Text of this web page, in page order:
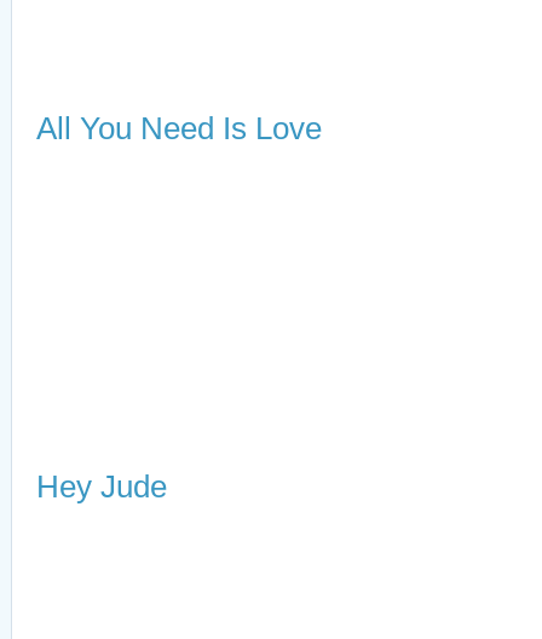
All You Need Is Love
Hey Jude